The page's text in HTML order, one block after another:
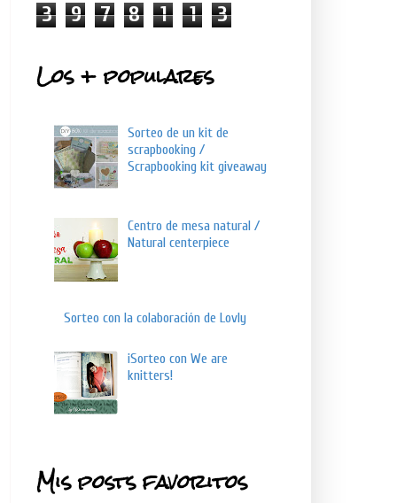
3 9 7 8 1 1 3
Los + populares
Sorteo de un kit de
scrapbooking /
Scrapbooking kit giveaway
Centro de mesa natural /
Natural centerpiece
Sorteo con la colaboración de Lovly
¡Sorteo con We are
knitters!
Mis posts favoritos